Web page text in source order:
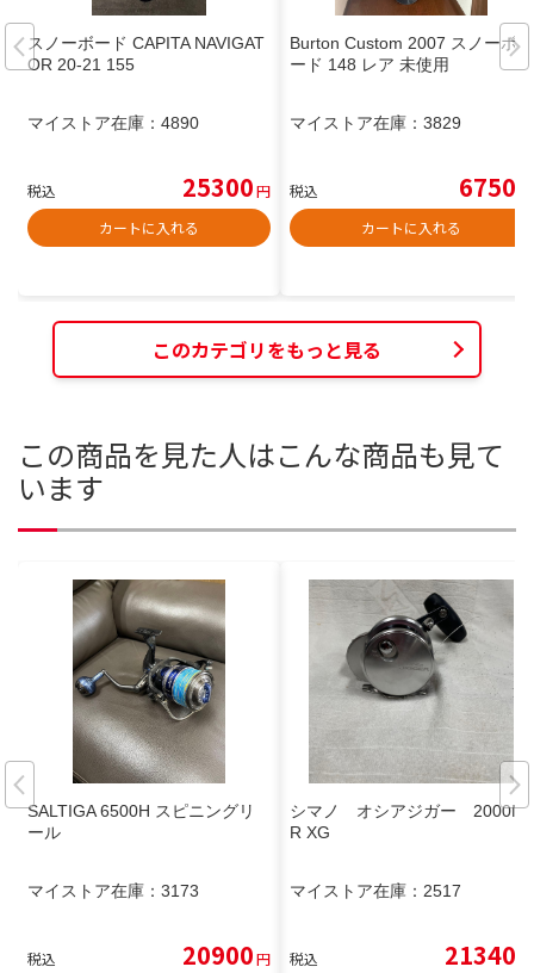
スノーボード CAPITA NAVIGAT
OR 20-21 155
マイストア在庫： 4890
税込 25300円
カートに入れる
Burton Custom 2007 スノーボ
ード 148 レア 未使用
マイストア在庫： 3829
税込 6750
カートに入れる
このカテゴリをもっと見る
この商品を見た人はこんな商品も見て
います
SALTIGA 6500H スピニングリ
ール
マイストア在庫： 3173
税込 20900円
シマノ オシアジガー 2000N
R XG
マイストア在庫： 2517
税込 21340